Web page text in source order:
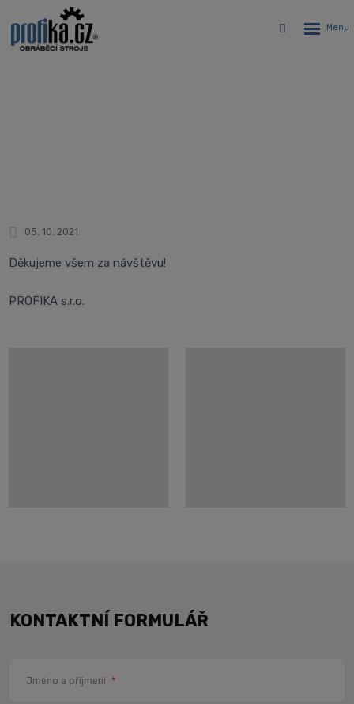
Vyhledávání
05. 10. 2021
Děkujeme všem za návštěvu!
PROFIKA s.r.o.
KONTAKTNÍ FORMULÁŘ
Jméno a příjmení *